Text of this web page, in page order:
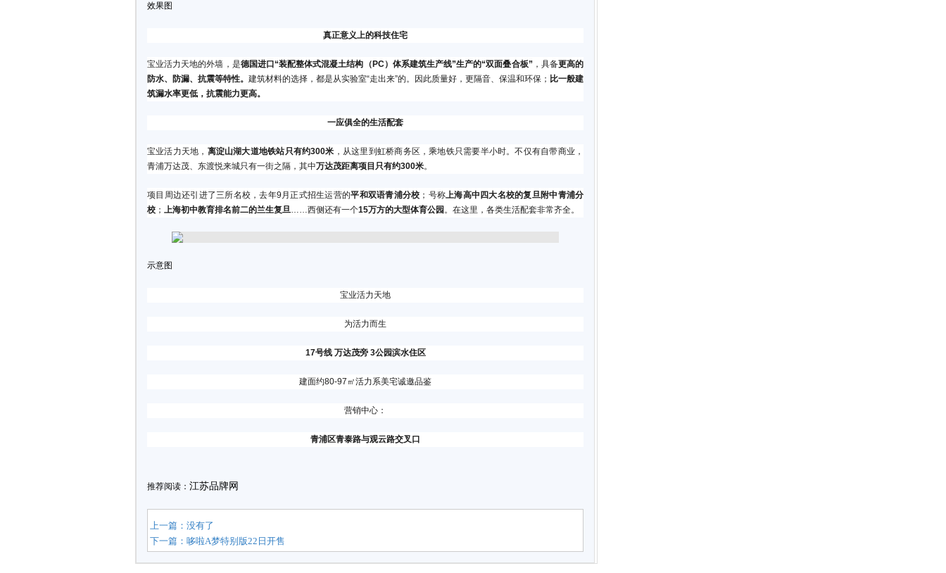
效果图
真正意义上的科技住宅
宝业活力天地的外墙，是德国进口“装配整体式混凝土结构（PC）体系建筑生产线”生产的“双面叠合板”，具备更高的
防水、防漏、抗震等特性。 建筑材料的选择，都是从实验室“走出来”的。因此质量好，更隔音、保温和环保； 比一般建
筑漏水率更低，抗震能力更高。
一应俱全的生活配套
宝业活力天地， 离淀山湖大道地铁站只有约300米 ，从这里到虹桥商务区，乘地铁只需要半小时。不仅有自带商业，
青浦万达茂、东渡悦来城只有一街之隔，其中万达茂距离项目只有约300米。
项目周边还引进了三所名校，去年9月正式招生运营的平和双语青浦分校 ；号称上海高中四大名校的复旦附中青浦分
校 ； 上海初中教育排名前二的兰生复旦……西侧还有一个15万方的大型体育公园 。在这里，各类生活配套非常齐全。
示意图
宝业活力天地
为活力而生
17号线 万达茂旁 3公园滨水住区
建面约80-97㎡活力系美宅诚邀品鉴
营销中心：
青浦区青泰路与观云路交叉口
推荐阅读： 江苏品牌网
上一篇：没有了
下一篇：哆啦A梦特别版22日开售